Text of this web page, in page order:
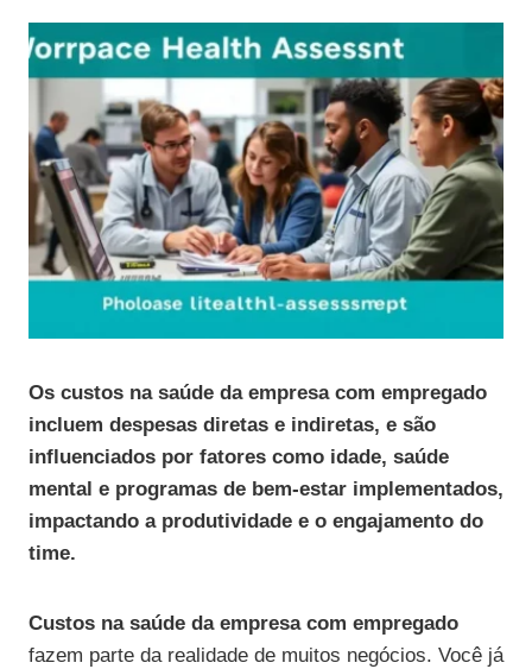
Os custos na saúde da empresa com empregado
incluem despesas diretas e indiretas, e são
influenciados por fatores como idade, saúde
mental e programas de bem-estar implementados,
impactando a produtividade e o engajamento do
time.
Custos na saúde da empresa com empregado
fazem parte da realidade de muitos negócios. Você já